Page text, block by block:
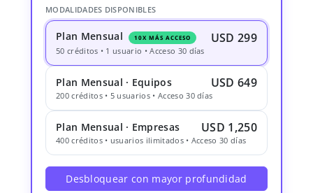
MODALIDADES DISPONIBLES
Plan Mensual 10X MÁS ACCESO USD 299
50 créditos • 1 usuario • Acceso 30 días
Plan Mensual · Equipos USD 649
200 créditos • 5 usuarios • Acceso 30 días
Plan Mensual · Empresas USD 1,250
400 créditos • usuarios ilimitados • Acceso 30 días
Desbloquear con mayor profundidad